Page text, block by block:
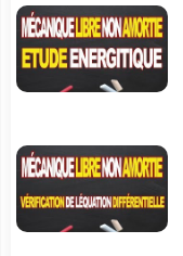
31:55
5:28